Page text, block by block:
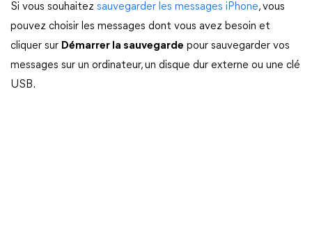
Si vous souhaitez sauvegarder les messages iPhone, vous
pouvez choisir les messages dont vous avez besoin et
cliquer sur Démarrer la sauvegarde pour sauvegarder vos
messages sur un ordinateur, un disque dur externe ou une clé
USB.